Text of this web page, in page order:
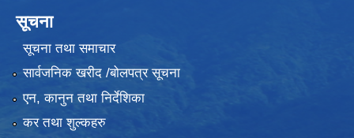
सूचना
सूचना तथा समाचार
सार्वजनिक खरीद /बोलपत्र सूचना
एन, कानुन तथा निर्देशिका
कर तथा शुल्कहरु